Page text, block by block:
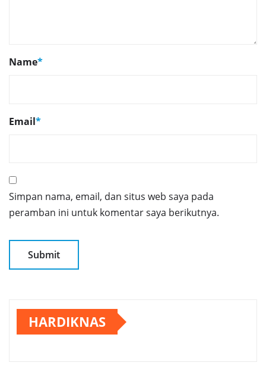
Name*
Email*
Simpan nama, email, dan situs web saya pada
peramban ini untuk komentar saya berikutnya.
HARDIKNAS